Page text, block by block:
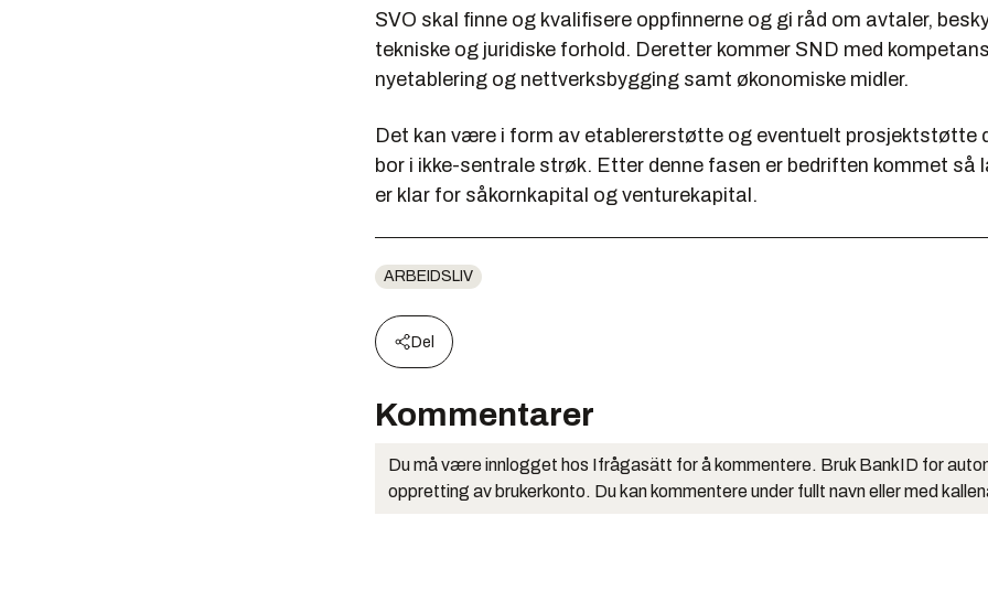
SVO skal finne og kvalifisere oppfinnerne og gi råd om avtaler,
tekniske og juridiske forhold. Deretter kommer SND med
nyetablering og nettverksbygging samt økonomiske midler.
Det kan være i form av etablererstøtte og eventuelt prosjektstøtte
bor i ikke-sentrale strøk. Etter denne fasen er bedriften kommet så
er klar for såkornkapital og venturekapital.
ARBEIDSLIV
Del
Kommentarer
Du må være innlogget hos Ifrågasätt for å kommentere. Bruk BankID for
oppretting av brukerkonto. Du kan kommentere under fullt navn eller med